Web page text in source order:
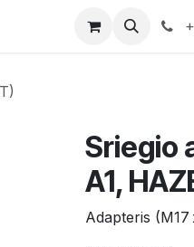
Sriegio
A1,
Adapteris